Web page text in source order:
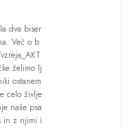
dva biser
Več o b
želimo lj
ostanem
celo življe
naše psa
in z njimi i